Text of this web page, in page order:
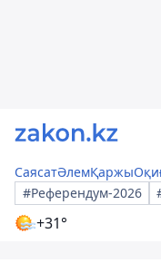
СаясатӘлемҚаржы
#Референдум-2026
+31°